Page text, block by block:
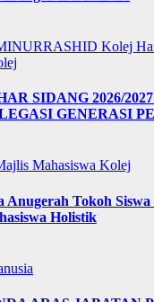
Kolej
SIDANG 2026/
GENERASI
Mahasiswa Kolej
Tokoh
Holistik